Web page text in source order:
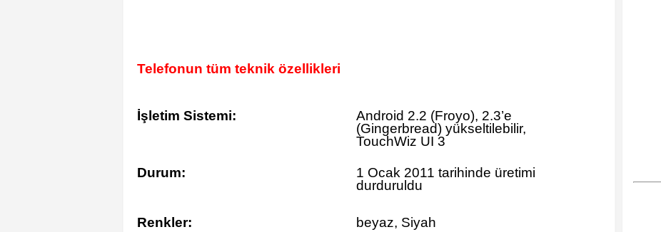
Telefonun tüm teknik özellikleri
İşletim Sistemi:
Android 2.2 (Froyo), 2.3’e
(Gingerbread) yükseltilebilir,
TouchWiz UI 3
Durum: 1 Ocak 2011 tarihinde üretimi
durduruldu
Renkler:
beyaz, Siyah